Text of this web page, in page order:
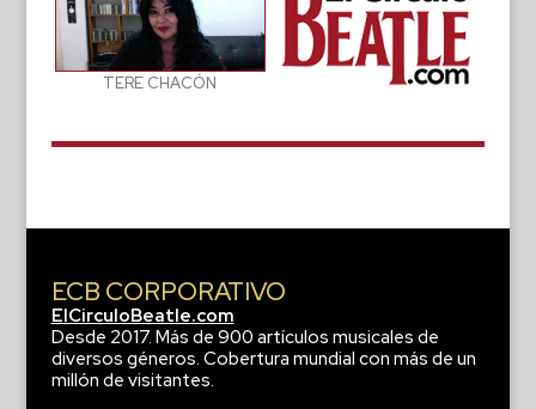
TERE CHACÓN
ECB CORPORATIVO
ElCirculoBeatle.com
Desde 2017. Más de 900 artículos musicales de
diversos géneros. Cobertura mundial con más de un
millón de visitantes.